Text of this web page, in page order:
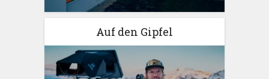
Auf den Gipfel